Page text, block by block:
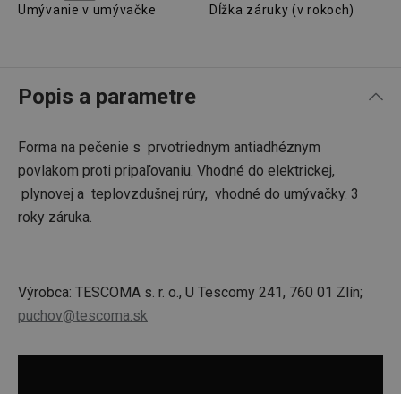
Umývanie v umývačke Dĺžka záruky (v rokoch)
Popis a parametre
Forma na pečenie s prvotriednym antiadhéznym
povlakom proti pripaľovaniu. Vhodné do elektrickej,
plynovej a teplovzdušnej rúry, vhodné do umývačky. 3
roky záruka.
Výrobca: TESCOMA s. r. o., U Tescomy 241, 760 01 Zlín;
puchov@tescoma.sk